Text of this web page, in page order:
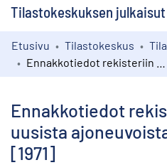
Tilastokeskuksen
Kokoelmat
Etusivu Tilastokeskus
Ennakkotiedot
uusista
[1971]